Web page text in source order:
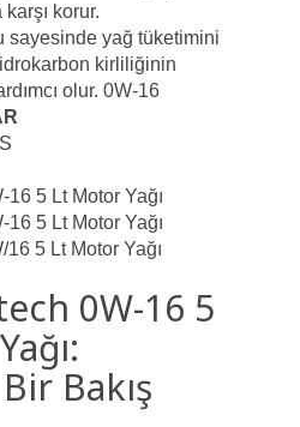
korur.
sayesinde yağ tüketimini
kirliliğinin
olur. 0W-16
5 Lt Motor Yağı
5 Lt Motor Yağı
5 Lt Motor Yağı
0W-16 5
Bakış